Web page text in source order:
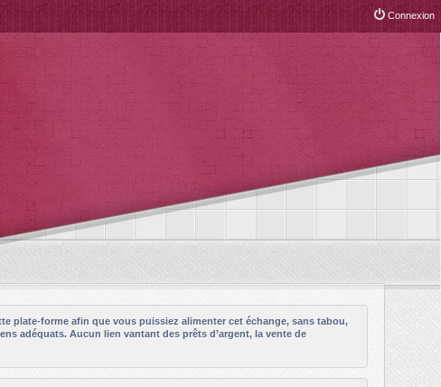
Connexion
plate-forme afin que vous puissiez alimenter cet échange, sans tabou,
adéquats. Aucun lien vantant des prêts d’argent, la vente de